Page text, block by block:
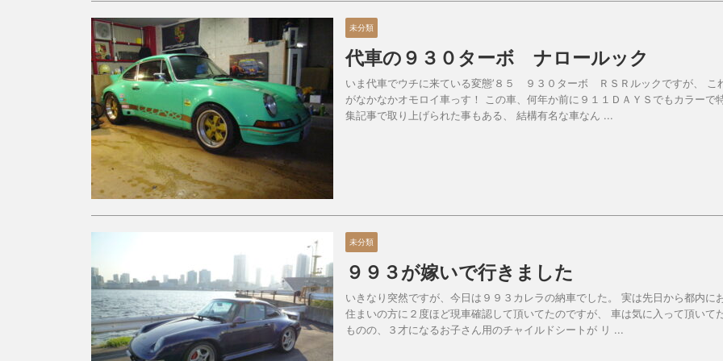
未分類
代車の９３０ターボ ナロールック
いま代車でウチに来ている変態’８５ ９３０ターボ ＲＳＲルックですが、 こ
がなかなかオモロイ車っす！ この車、何年か前に９１１ＤＡＹＳでもカラーで
集記事で取り上げられた事もある、 結構有名な車なん ...
未分類
９９３が嫁いで行きました
いきなり突然ですが、今日は９９３カレラの納車でした。 実は先日から都内に
住まいの方に２度ほど現車確認して頂いてたのですが、 車は気に入って頂いて
ものの、３才になるお子さん用のチャイルドシートが リ ...